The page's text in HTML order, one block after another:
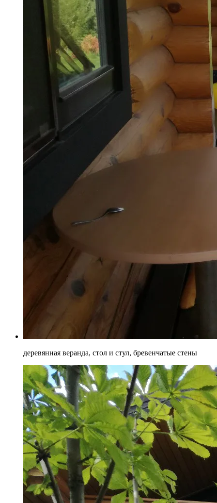
деревянная веранда, стол и стул, бревенчатые стены